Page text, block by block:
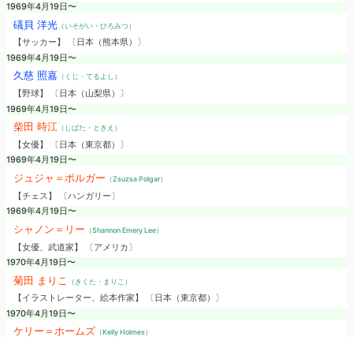
1969年4月19日〜
礒貝 洋光（いそがい・ひろみつ）
【サッカー】 〔日本（熊本県）〕
1969年4月19日〜
久慈 照嘉（くじ・てるよし）
【野球】 〔日本（山梨県）〕
1969年4月19日〜
柴田 時江（しばた・ときえ）
【女優】 〔日本（東京都）〕
1969年4月19日〜
ジュジャ＝ポルガー （Zsuzsa Polgar）
【チェス】 〔ハンガリー〕
1969年4月19日〜
シャノン＝リー （Shannon Emery Lee）
【女優、武道家】 〔アメリカ〕
1970年4月19日〜
菊田 まりこ （きくた・まりこ）
【イラストレーター、絵本作家】 〔日本（東京都）〕
1970年4月19日〜
ケリー＝ホームズ （Kelly Holmes）